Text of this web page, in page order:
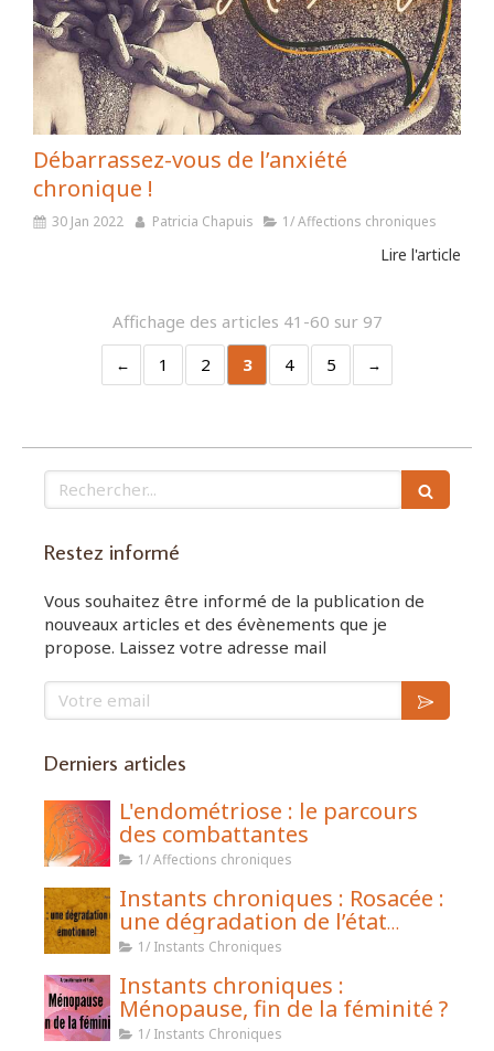
Débarrassez-vous de l’anxiété
chronique !
30 Jan 2022 Patricia Chapuis 1/ Affections chroniques
Lire l'article
Affichage des articles 41-60 sur 97
1
2 3 4 5
Rechercher
Restez informé
Vous souhaitez être informé de la publication de
nouveaux articles et des évènements que je
propose. Laissez votre adresse mail
Votre email
Derniers articles
L'endométriose : le parcours
des combattantes
1/ Affections chroniques
Instants chroniques : Rosacée :
une dégradation de l’état
émotionnel
1/ Instants Chroniques
Instants chroniques :
Ménopause, fin de la féminité ?
1/ Instants Chroniques